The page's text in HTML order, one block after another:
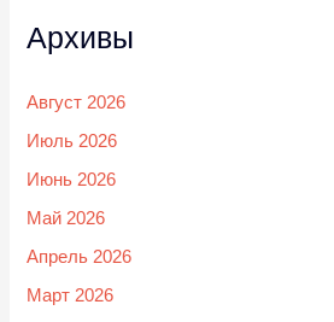
Архивы
Август 2026
Июль 2026
Июнь 2026
Май 2026
Апрель 2026
Март 2026